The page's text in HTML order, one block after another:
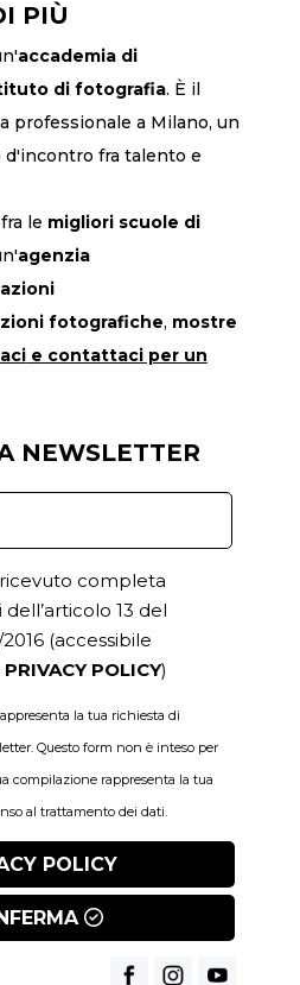
PIÙ
accademia di
di fotografia. È il
professionale a Milano, un
fra talento e
le migliori scuole di
agenzia
fotografiche, mostre
e contattaci per un
NEWSLETTER
completa
13 del
(accessibile
PRIVACY POLICY)
la tua richiesta di
Questo form non è inteso per
compilazione rappresenta la tua
al trattamento dei dati.
POLICY